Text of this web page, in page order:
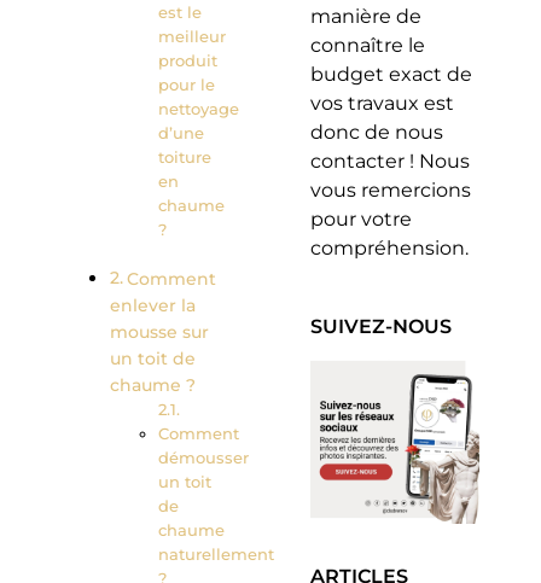
est le
meilleur
produit
pour le
nettoyage
d’une
toiture
en
chaume
?
Comment
enlever la
mousse sur
un toit de
chaume ?
Comment
démousser
un toit
de
chaume
naturellement
?
manière de
connaître le
budget exact de
vos travaux est
donc de nous
contacter ! Nous
vous remercions
pour votre
compréhension.
SUIVEZ-NOUS
ARTICLES